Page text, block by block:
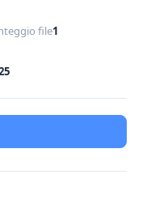
file1